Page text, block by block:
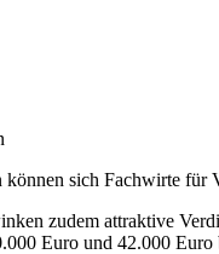
sich Fachwirte für
zudem attraktive
Euro und 42.000 Euro